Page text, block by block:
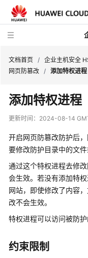
最
新
动
技
画
册
产
品
绍
文档首页 / 企业主机安全
网页防篡改 / 添加特权进程
添加特权进程
更新时间： 2024-08-14
开启网页防篡改防护后
要修改防护目录中的文
通过这个特权进程去修
会生效。若没有添加特
网站，即使修改了内容
改不会生效。
特权进程可以访问被防
约束限制